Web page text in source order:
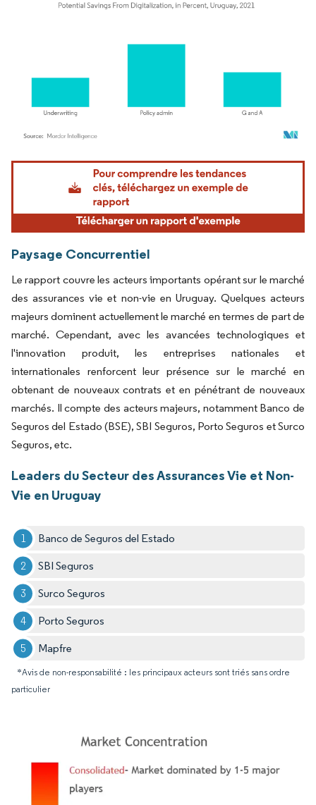
Image © Mordor Intelligence. La réutilisation nécessite une attribution sous CC BY
Paysage Concurrentiel
Le rapport couvre les acteurs importants opérant sur le marché
des assurances vie et non-vie en Uruguay. Quelques acteurs
majeurs dominent actuellement le marché en termes de part de
marché. Cependant, avec les avancées technologiques et
l'innovation produit, les entreprises nationales et
internationales renforcent leur présence sur le marché en
obtenant de nouveaux contrats et en pénétrant de nouveaux
marchés. Il compte des acteurs majeurs, notamment Banco de
Seguros del Estado (BSE), SBI Seguros, Porto Seguros et Surco
Seguros, etc.
Leaders du Secteur des Assurances Vie et Non-
Vie en Uruguay
Banco de Seguros del Estado
SBI Seguros
Surco Seguros
Porto Seguros
Mapfre
*Avis de non-responsabilité : les principaux acteurs sont triés sans ordre
particulier